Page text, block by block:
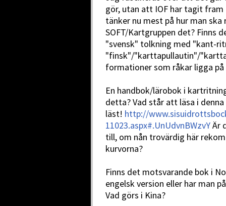
gör, utan att IOF har tagit
tänker nu mest på hur man
SOFT/Kartgruppen det? Finns
"svensk" tolkning med "kant-
"finsk"/"karttapullautin"/
formationer som råkar ligga
En handbok/lärobok i
detta? Vad står att läsa i
läst! http://
11023.aspx#.UnUdvnBWzvYÄr
till, om nån trovärdig här
kurvorna?
Finns det motsvarande bok i
engelsk version eller har man
Vad görs i Kina?